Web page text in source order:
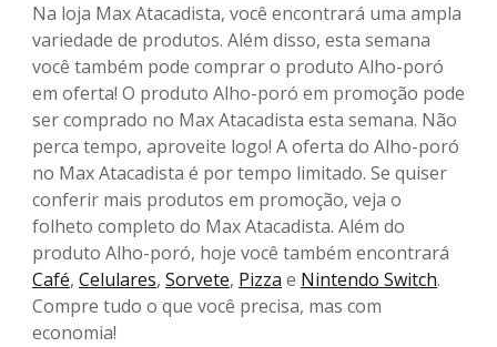
Na loja Max Atacadista, você encontrará uma ampla
variedade de produtos. Além disso, esta semana
você também pode comprar o produto Alho-poró
em oferta! O produto Alho-poró em promoção pode
ser comprado no Max Atacadista esta semana. Não
perca tempo, aproveite logo! A oferta do Alho-poró
no Max Atacadista é por tempo limitado. Se quiser
conferir mais produtos em promoção, veja o
folheto completo do Max Atacadista. Além do
produto Alho-poró, hoje você também encontrará
Café, Celulares, Sorvete, Pizza e Nintendo Switch.
Compre tudo o que você precisa, mas com
economia!